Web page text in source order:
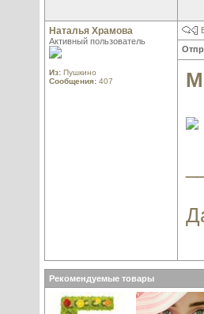
Наталья Храмова
Активный пользователь
Из: Пушкино
Сообщения: 407
Рекомендуемые товары